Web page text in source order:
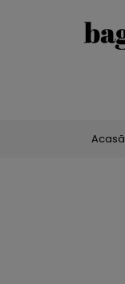
Acasă